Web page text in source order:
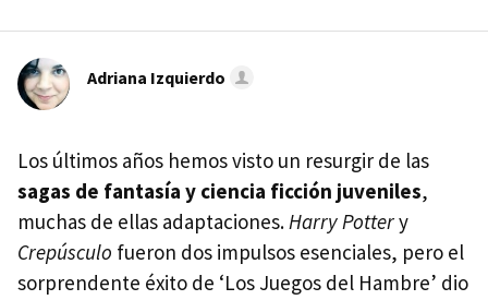
Adriana Izquierdo
Los últimos años hemos visto un resurgir de las
sagas de fantasía y ciencia ficción juveniles,
muchas de ellas adaptaciones.Harry Pottery
Crepúsculo fueron dos impulsos esenciales, pero el
sorprendente éxito de ‘Los Juegos del Hambre’ dio